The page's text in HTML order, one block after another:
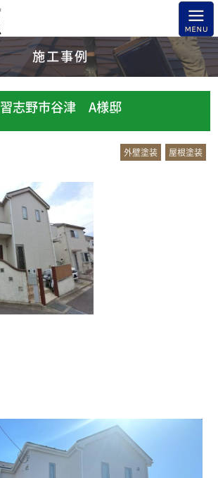
施工事例
習志野市谷津 A様邸
外壁塗装 屋根塗装